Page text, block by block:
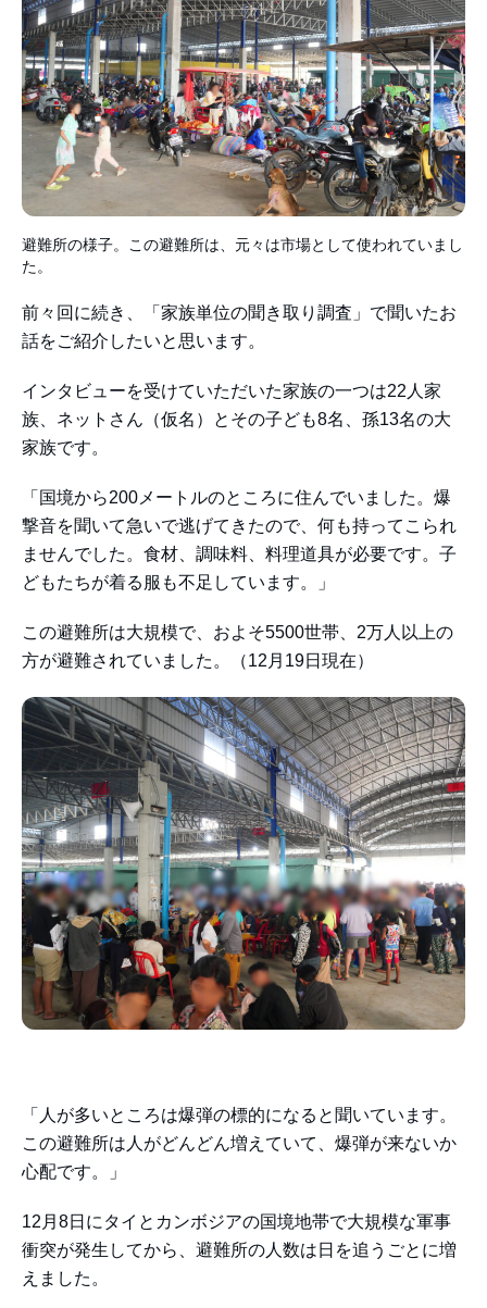
避難所の様子。この避難所は、元々は市場として使われていまし
た。
前々回に続き、「家族単位の聞き取り調査」で聞いたお
話をご紹介したいと思います。
インタビューを受けていただいた家族の一つは22人家
族、ネットさん（仮名）とその子ども8名、孫13名の大
家族です。
「国境から200メートルのところに住んでいました。爆
撃音を聞いて急いで逃げてきたので、何も持ってこられ
ませんでした。食材、調味料、料理道具が必要です。子
どもたちが着る服も不足しています。」
この避難所は大規模で、およそ5500世帯、2万人以上の
方が避難されていました。（12月19日現在）
「人が多いところは爆弾の標的になると聞いています。
この避難所は人がどんどん増えていて、爆弾が来ないか
心配です。」
12月8日にタイとカンボジアの国境地帯で大規模な軍事
衝突が発生してから、避難所の人数は日を追うごとに増
えました。